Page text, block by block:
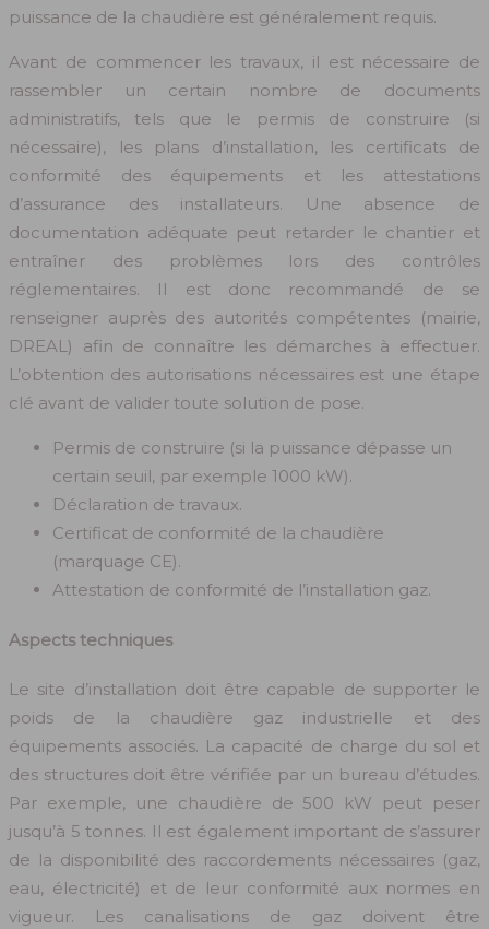
puissance de la chaudière est généralement requis.
Avant de commencer les travaux, il est nécessaire de
rassembler un certain nombre de documents
administratifs, tels que le permis de construire (si
nécessaire), les plans d’installation, les certificats de
conformité des équipements et les attestations
d’assurance des installateurs. Une absence de
documentation adéquate peut retarder le chantier et
entraîner des problèmes lors des contrôles
réglementaires. Il est donc recommandé de se
renseigner auprès des autorités compétentes (mairie,
DREAL) afin de connaître les démarches à effectuer.
L’obtention des autorisations nécessaires est une étape
clé avant de valider toute solution de pose.
Permis de construire (si la puissance dépasse un
certain seuil, par exemple 1000 kW).
Déclaration de travaux.
Certificat de conformité de la chaudière
(marquage CE).
Attestation de conformité de l’installation gaz.
Aspects techniques
Le site d’installation doit être capable de supporter le
poids de la chaudière gaz industrielle et des
équipements associés. La capacité de charge du sol et
des structures doit être vérifiée par un bureau d’études.
Par exemple, une chaudière de 500 kW peut peser
jusqu’à 5 tonnes. Il est également important de s’assurer
de la disponibilité des raccordements nécessaires (gaz,
eau, électricité) et de leur conformité aux normes en
vigueur. Les canalisations de gaz doivent être